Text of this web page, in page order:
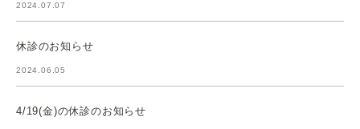
2024.07.07
休診のお知らせ
2024.06.05
4/19(金)の休診のお知らせ